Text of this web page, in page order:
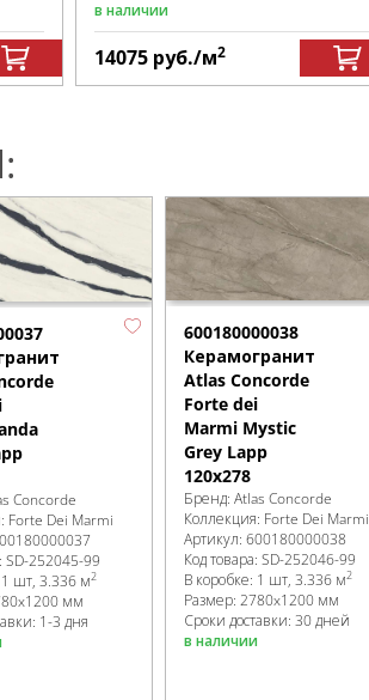
в наличии
14075 руб./м2
Concorde
Forte Dei Marmi
SD-252045-99
1 шт, 3.336 м2
мм
1-3 дня
600180000038
Керамогранит
Atlas Concorde
Forte dei
Marmi Mystic
Grey Lapp
120x278
Бренд: Atlas Concorde
Коллекция: Forte Dei Marmi
Артикул: 600180000038
Код товара: SD-252046-99
В коробке: 1 шт, 3.336 м2
Размер: 2780x1200 мм
Сроки доставки: 30 дней
в наличии